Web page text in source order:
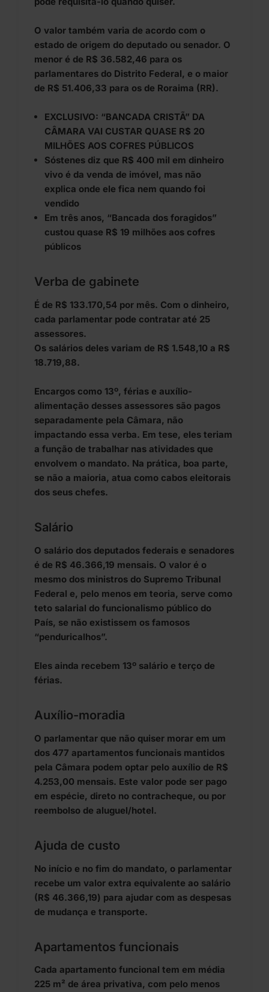
O valor também varia de acordo com o
estado de origem do deputado ou senador. O
menor é de R$ 36.582,46 para os
parlamentares do Distrito Federal, e o maior
de R$ 51.406,33 para os de Roraima (RR).
EXCLUSIVO: “BANCADA CRISTÃ” DA
CÂMARA VAI CUSTAR QUASE R$ 20
MILHÕES AOS COFRES PÚBLICOS
Sóstenes diz que R$ 400 mil em dinheiro
vivo é da venda de imóvel, mas não
explica onde ele fica nem quando foi
vendido
Em três anos, “Bancada dos foragidos”
custou quase R$ 19 milhões aos cofres
públicos
Verba de gabinete
É de R$ 133.170,54 por mês. Com o dinheiro,
cada parlamentar pode contratar até 25
assessores.
Os salários deles variam de R$ 1.548,10 a R$
18.719,88.
Encargos como 13º, férias e auxílio-
alimentação desses assessores são pagos
separadamente pela Câmara, não
impactando essa verba. Em tese, eles teriam
a função de trabalhar nas atividades que
envolvem o mandato. Na prática, boa parte,
se não a maioria, atua como cabos eleitorais
dos seus chefes.
Salário
O salário dos deputados federais e senadores
é de R$ 46.366,19 mensais. O valor é o
mesmo dos ministros do Supremo Tribunal
Federal e, pelo menos em teoria, serve como
teto salarial do funcionalismo público do
País, se não existissem os famosos
“penduricalhos”.
Eles ainda recebem 13º salário e terço de
férias.
Auxílio-moradia
O parlamentar que não quiser morar em um
dos 477 apartamentos funcionais mantidos
pela Câmara podem optar pelo auxílio de R$
4.253,00 mensais. Este valor pode ser pago
em espécie, direto no contracheque, ou por
reembolso de aluguel/hotel.
Ajuda de custo
No início e no fim do mandato, o parlamentar
recebe um valor extra equivalente ao salário
(R$ 46.366,19) para ajudar com as despesas
de mudança e transporte.
Apartamentos funcionais
Cada apartamento funcional tem em média
225 m² de área privativa, com pelo menos